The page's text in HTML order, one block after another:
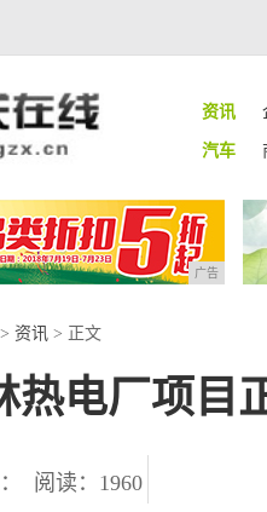
资讯
汽车
广告
> 资讯 > 正文
热电厂项目
阅读：1960